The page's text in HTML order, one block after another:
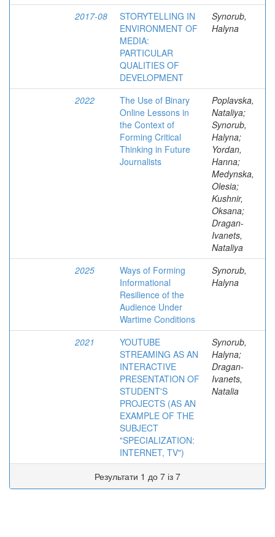
2017-08
STORYTELLING IN
ENVIRONMENT OF
MEDIA:
PARTICULAR
QUALITIES OF
DEVELOPMENT
Synorub,
Halyna
2022
The Use of Binary
Online Lessons in
the Context of
Forming Critical
Thinking in Future
Journalists
Poplavska,
Nataliya;
Synorub,
Halyna;
Yordan,
Hanna;
Medynska,
Olesia;
Kushnir,
Oksana;
Dragan-
Ivanets,
Nataliya
2025
Ways of Forming
Informational
Resilience of the
Audience Under
Wartime Conditions
Synorub,
Halyna
2021
YOUTUBE
STREAMING AS AN
INTERACTIVE
PRESENTATION OF
STUDENT'S
PROJECTS (AS AN
EXAMPLE OF THE
SUBJECT
"SPECIALIZATION:
INTERNET, TV")
Synorub,
Halyna;
Dragan-
Ivanets,
Natalia
Результати 1 до 7 із 7